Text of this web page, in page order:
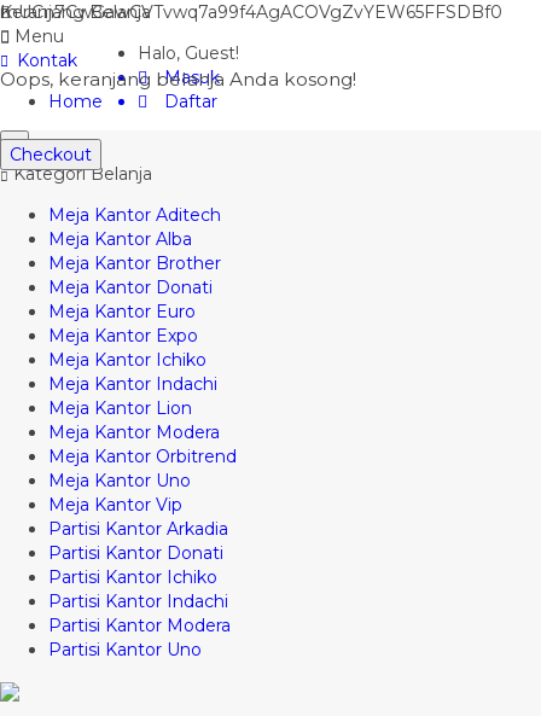
mUCn7CwGawCVTvwq7a99f4AgACOVgZvYEW65FFSDBf0
Menu
Kontak
Home
Kategori Belanja
Meja Kantor Aditech
Meja Kantor Alba
Meja Kantor Brother
Meja Kantor Donati
Meja Kantor Euro
Meja Kantor Expo
Meja Kantor Ichiko
Meja Kantor Indachi
Meja Kantor Lion
Meja Kantor Modera
Meja Kantor Orbitrend
Meja Kantor Uno
Meja Kantor Vip
Partisi Kantor Arkadia
Partisi Kantor Donati
Partisi Kantor Ichiko
Partisi Kantor Indachi
Partisi Kantor Modera
Partisi Kantor Uno
Halo, Guest!
Masuk
Daftar
Keranjang Belanja
Oops, keranjang belanja Anda kosong!
Checkout